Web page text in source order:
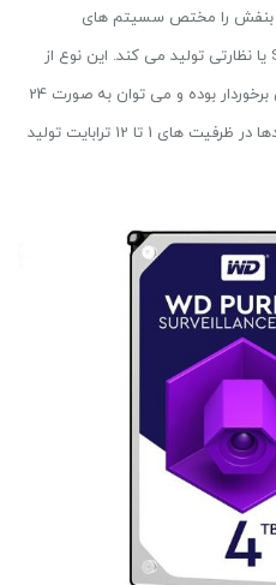
بنفش را مختص سسیتم های
مداربسته و با عنوان هارد Surveillance یا نظارتی تولید می کند. این نوع از
هارددیسک ها را از کیفیت بسیار بالایی برخوردار بوده و می توان به صورت 24
ساعته از آن ها استفاده نمود. این هاردها در ظرفیت های 1 تا 12 ترابایت تولید